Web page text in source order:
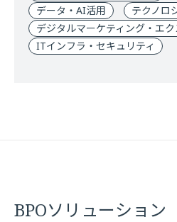
データ・AI活用
テクノロ
デジタルマーケティング・エ
ITインフラ・セキュリティ
BPOソリューション